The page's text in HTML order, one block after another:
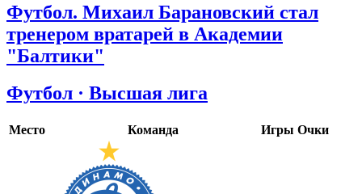
Футбол. Михаил Барановский стал
тренером вратарей в Академии
"Балтики"
Футбол · Высшая лига
Место Команда Игры Очки